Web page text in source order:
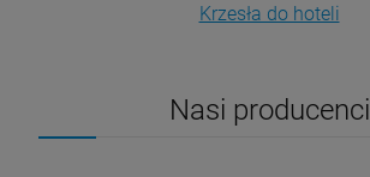
Krzesła do hoteli
Nasi producenci